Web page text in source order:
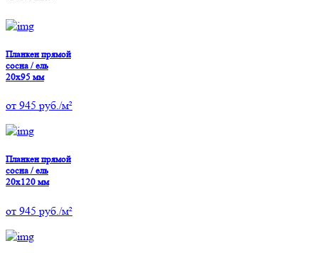
Планкен прямой
сосна / ель
20х95 мм
от 945 руб./м²
Планкен прямой
сосна / ель
20х120 мм
от 945 руб./м²